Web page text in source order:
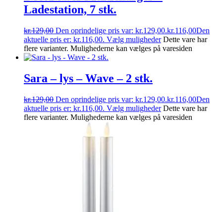
Ladestation, 7 stk.
kr.129,00 Den oprindelige pris var: kr.129,00.kr.116,00Den
aktuelle pris er: kr.116,00. Vælg muligheder Dette vare har
flere varianter. Mulighederne kan vælges på varesiden
Sara – lys – Wave – 2 stk.
kr.129,00 Den oprindelige pris var: kr.129,00.kr.116,00Den
aktuelle pris er: kr.116,00. Vælg muligheder Dette vare har
flere varianter. Mulighederne kan vælges på varesiden